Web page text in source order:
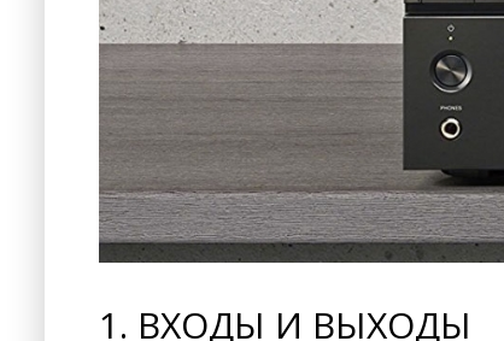
1. ВХОДЫ И ВЫХОДЫ